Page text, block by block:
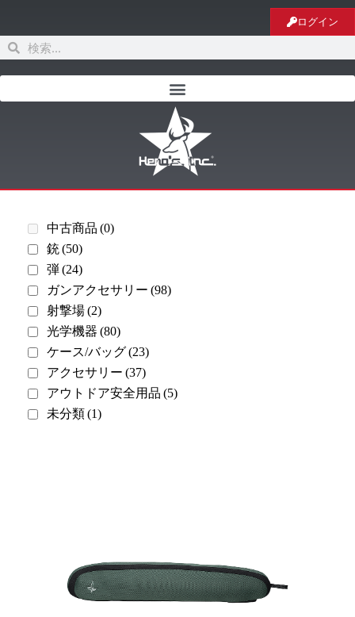
ログイン
中古商品 (0)
銃(50)
弾(24)
ガンアクセサリー (98)
射撃場(2)
光学機器 (80)
ケース/バッグ(23)
アクセサリー (37)
アウトドア安全用品 (5)
未分類(1)